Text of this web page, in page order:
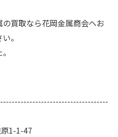
買取なら花岡金属商会へお
。
1-1-47